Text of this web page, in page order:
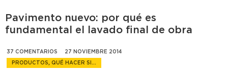
Pavimento nuevo: por qué es
fundamental el lavado final de obra
37 COMENTARIOS 27 NOVIEMBRE 2014
PRODUCTOS , QUÉ HACER SI...